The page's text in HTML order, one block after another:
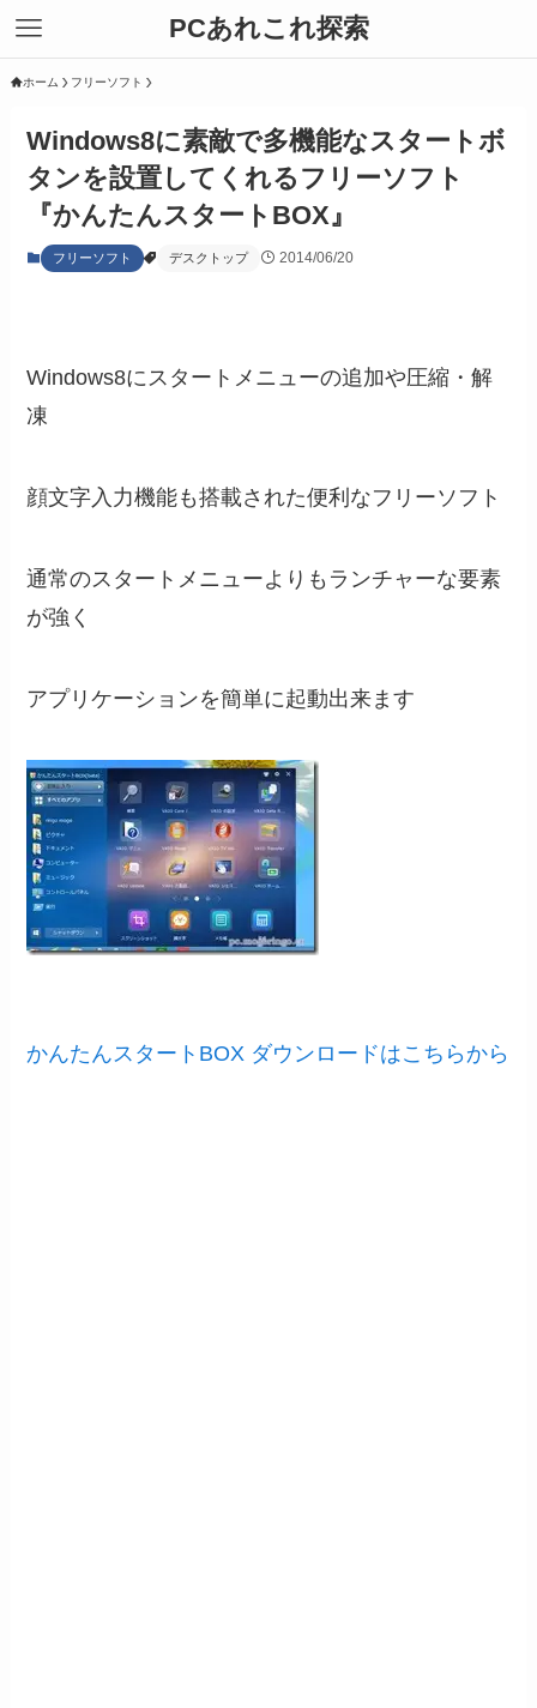
PCあれこれ探索
ホーム フリーソフト
Windows8に素敵で多機能なスタートボ
タンを設置してくれるフリーソフト
『かんたんスタートBOX』
フリーソフト デスクトップ 2014/06/20
Windows8にスタートメニューの追加や圧縮・解
凍
顔文字入力機能も搭載された便利なフリーソフト
通常のスタートメニューよりもランチャーな要素
が強く
アプリケーションを簡単に起動出来ます
かんたんスタートBOX ダウンロードはこちらから